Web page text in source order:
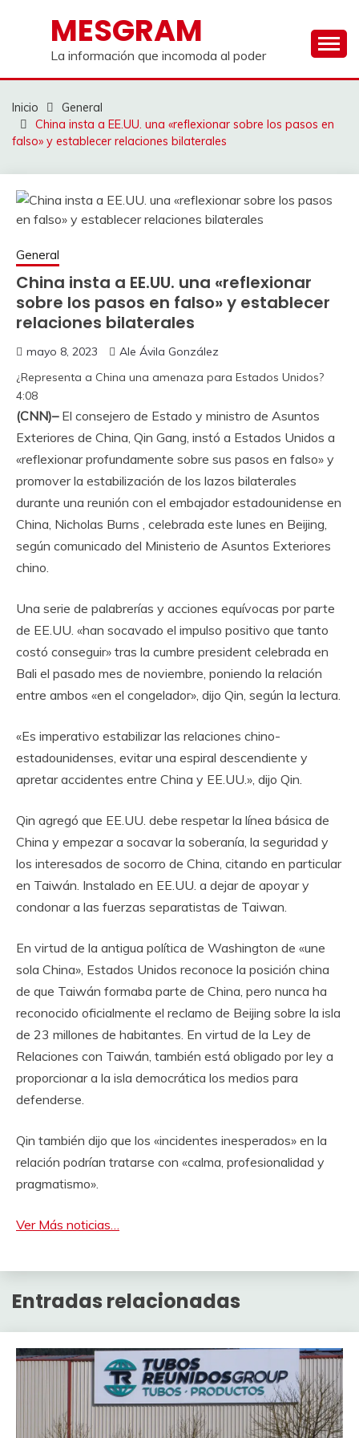
contenidoMESGRAM
La información que incomoda al poder
Inicio
General
China insta a EE.UU. una «reflexionar sobre los pasos en
falso» y establecer relaciones bilaterales
General
China insta a EE.UU. una «reflexionar
sobre los pasos en falso» y establecer
relaciones bilaterales
mayo 8, 2023
Ale Ávila González
¿Representa a China una amenaza para Estados Unidos?
4:08
(CNN)–El consejero de Estado y ministro de Asuntos
Exteriores de China, Qin Gang, instó a Estados Unidos a
«reflexionar profundamente sobre sus pasos en falso» y
promover la estabilización de los lazos bilaterales
durante una reunión con el embajador estadounidense en
China, Nicholas Burns , celebrada este lunes en Beijing,
según comunicado del Ministerio de Asuntos Exteriores
chino.
Una serie de palabrerías y acciones equívocas por parte
de EE.UU. «han socavado el impulso positivo que tanto
costó conseguir» tras la cumbre president celebrada en
Bali el pasado mes de noviembre, poniendo la relación
entre ambos «en el congelador», dijo Qin, según la lectura.
«Es imperativo estabilizar las relaciones chino-
estadounidenses, evitar una espiral descendiente y
apretar accidentes entre China y EE.UU.», dijo Qin.
Qin agregó que EE.UU. debe respetar la línea básica de
China y empezar a socavar la soberanía, la seguridad y
los interesados ​​de socorro de China, citando en particular
en Taiwán. Instalado en EE.UU. a dejar de apoyar y
condonar a las fuerzas separatistas de Taiwan.
En virtud de la antigua política de Washington de «une
sola China», Estados Unidos reconoce la posición china
de que Taiwán formaba parte de China, pero nunca ha
reconocido oficialmente el reclamo de Beijing sobre la isla
de 23 millones de habitantes. En virtud de la Ley de
Relaciones con Taiwán, también está obligado por ley a
proporcionar a la isla democrática los medios para
defenderse.
Qin también dijo que los «incidentes inesperados» en la
relación podrían tratarse con «calma, profesionalidad y
pragmatismo».
Ver Más noticias…
Entradas relacionadas